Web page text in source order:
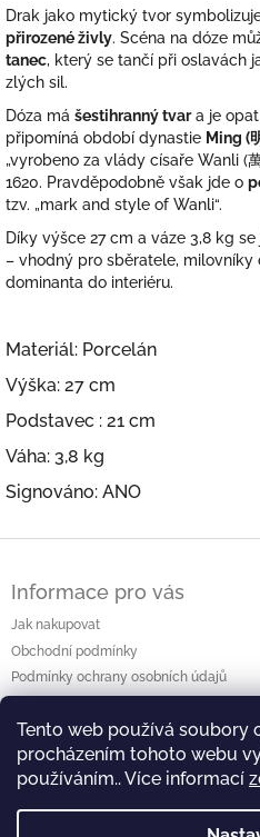
Tento web používá soubory
procházením tohoto webu
používáním.. Více informací
Drak jako mytický tvor
přirozené živly. Scéna na dóze
tanec, který se tančí při oslavách
zlých sil.
Dóza má šestihranný tvara je
připomíná období dynastie Ming (
„vyrobeno za vlády císaře Wanli (
1620. Pravděpodobně však jde o
tzv. „mark and style of Wanli“.
Díky výšce 27 cm a váze 3,8 kg
– vhodný pro sběratele,
dominanta do interiéru.
Materiál: Porcelán
Výška: 27 cm
Podstavec : 21 cm
Váha: 3,8 kg
Signováno: ANO
Informace pro vás
Jak nakupovat
Obchodní podmínky
Podmínky ochrany osobních údajů
⛩️ Web výstavy ⛩️